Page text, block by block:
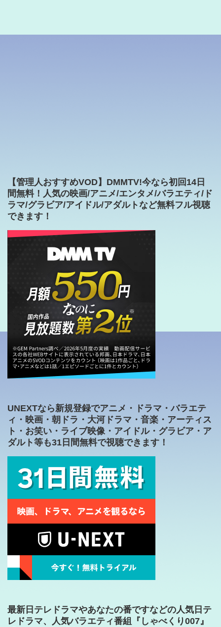
【管理人おすすめVOD】DMMTV!今なら初回14日
間無料！人気の映画/アニメ/エンタメ/バラエティ/ド
ラマ/グラビア/アイドル/アダルトなど無料フル視聴
できます！
UNEXTなら新規登録でアニメ・ドラマ・バラエテ
ィ・映画・朝ドラ・大河ドラマ・音楽・アーティス
ト・お笑い・ライブ映像・アイドル・グラビア・ア
ダルト等も31日間無料で視聴できます！
最新日テレドラマやあなたの番ですなどの人気日テ
レドラマ、人気バラエティ番組『しゃべくり007』